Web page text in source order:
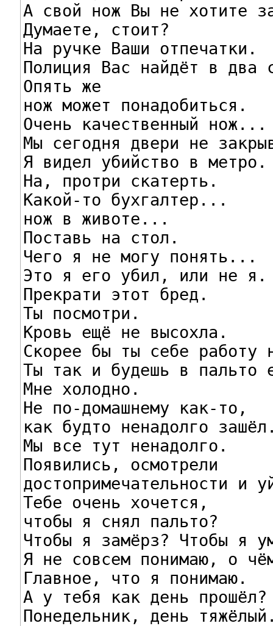
А свой нож Вы не хотите
Думаете, стоит?
На ручке Ваши отпечатки.
Полиция Вас найдёт в два
Опять же
нож может понадобиться.
Очень качественный нож...
Мы сегодня двери не
Я видел убийство в метро.
На, протри скатерть.
Какой-то бухгалтер...
нож в животе...
Поставь на стол.
Чего я не могу понять...
Это я его убил, или не я.
Прекрати этот бред.
Ты посмотри.
Кровь ещё не высохла.
Скорее бы ты себе работу
Ты так и будешь в пальто
Мне холодно.
Не по-домашнему как-то,
как будто ненадолго
Мы все тут ненадолго.
Появились, осмотрели
достопримечательности и
Тебе очень хочется,
чтобы я снял пальто?
Чтобы я замёрз? Чтобы я
Я не совсем понимаю, о
Главное, что я понимаю.
А у тебя как день прошёл?
Понедельник, день